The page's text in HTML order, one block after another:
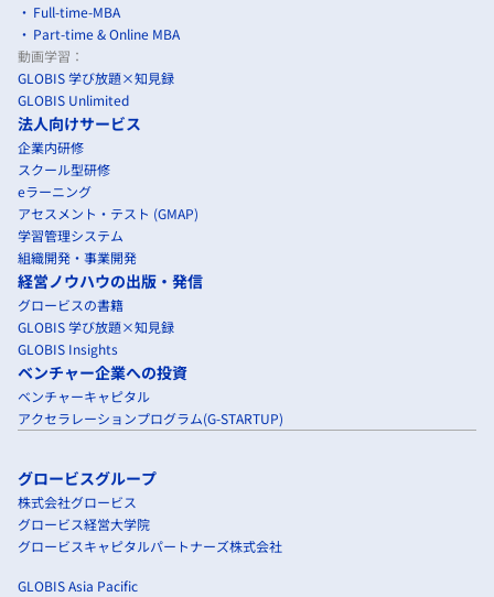
Full-time-MBA
Part-time & Online MBA
動画学習：
GLOBIS 学び放題×知見録
GLOBIS Unlimited
法人向けサービス
企業内研修
スクール型研修
eラーニング
アセスメント・テスト (GMAP)
学習管理システム
組織開発・事業開発
経営ノウハウの出版・発信
グロービスの書籍
GLOBIS 学び放題×知見録
GLOBIS Insights
ベンチャー企業への投資
ベンチャーキャピタル
アクセラレーションプログラム(G-STARTUP)
グロービスグループ
株式会社グロービス
グロービス経営大学院
グロービスキャピタルパートナーズ株式会社
GLOBIS Asia Pacific